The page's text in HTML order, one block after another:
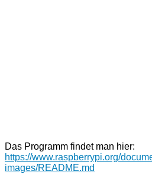
Das Programm findet man hier:
https://www.raspberrypi.org/
images/README.md